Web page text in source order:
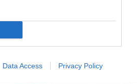
Data Access Privacy Policy